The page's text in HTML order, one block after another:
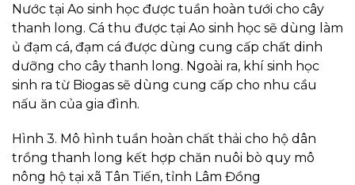
Nước tại Ao sinh học được tuần hoàn tưới cho cây
thanh long. Cá thu được tại Ao sinh học sẽ dùng làm
ủ đạm cá, đạm cá được dùng cung cấp chất dinh
dưỡng cho cây thanh long. Ngoài ra, khí sinh học
sinh ra từ Biogas sẽ dùng cung cấp cho nhu cầu
nấu ăn của gia đình.
Hình 3. Mô hình tuần hoàn chất thải cho hộ dân
trồng thanh long kết hợp chăn nuôi bò quy mô
nông hộ tại xã Tân Tiến, tỉnh Lâm Đồng